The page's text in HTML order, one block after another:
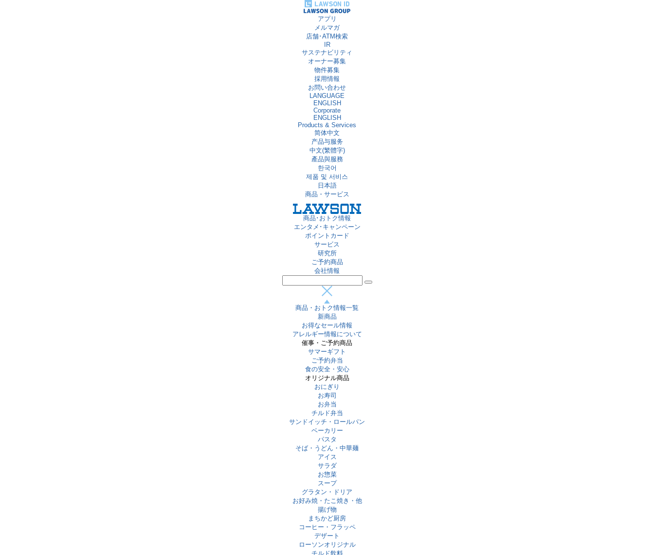
アプリ
メルマガ
店舗･ATM検索
IR
サステナビリティ
オーナー募集
物件募集
採用情報
お問い合わせ
LANGUAGE
ENGLISH
Corporate
ENGLISH
Products & Services
简体中文
产品与服务
中文(繁體字)
產品與服務
한국어
제품 및 서비스
日本語
商品・サービス
商品･おトク情報
エンタメ･キャンペーン
ポイントカード
サービス
研究所
ご予約商品
会社情報
商品・おトク情報一覧
新商品
お得なセール情報
アレルギー情報について
催事・ご予約商品
サマーギフト
ご予約弁当
食の安全・安心
オリジナル商品
おにぎり
お寿司
お弁当
チルド弁当
サンドイッチ・ロールパン
ベーカリー
パスタ
そば・うどん・中華麺
アイス
サラダ
お惣菜
スープ
グラタン・ドリア
お好み焼・たこ焼き・他
揚げ物
まちかど厨房
コーヒー・フラッペ
デザート
ローソンオリジナル
チルド飲料